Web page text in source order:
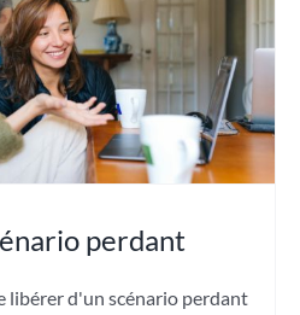
perdant
libérer d'un scénario perdant